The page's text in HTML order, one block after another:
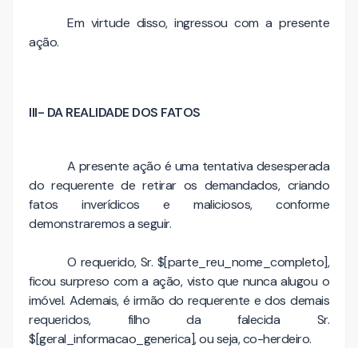
Em virtude disso, ingressou com a presente
ação.
III- DA REALIDADE DOS FATOS
A presente ação é uma tentativa desesperada
do requerente de retirar os demandados, criando
fatos inverídicos e maliciosos, conforme
demonstraremos a seguir.
O requerido, Sr. $[parte_reu_nome_completo],
ficou surpreso com a ação, visto que nunca alugou o
imóvel. Ademais, é irmão do requerente e dos demais
requeridos, filho da falecida Sr.
$[geral_informacao_generica], ou seja, co-herdeiro.